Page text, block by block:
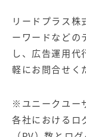
リードプラス株
ーワードなどの
し、広告運用代
軽にお問合せく
※ユニークユー
各社におけるロ